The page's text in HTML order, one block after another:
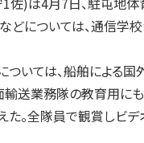
どについては、通信学
いては、船舶による
送業務隊の教育用に
。全隊員で観賞しビデ